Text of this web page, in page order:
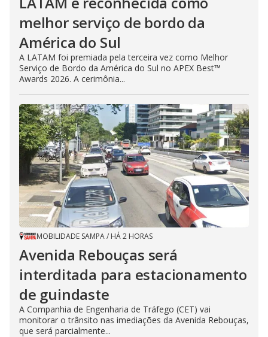
melhor serviço de bordo da
América do Sul
A LATAM foi premiada pela terceira vez como Melhor
Serviço de Bordo da América do Sul no APEX Best™
Awards 2026. A cerimônia...
MOBILIDADE SAMPA/ HÁ 2 HORAS
Avenida Rebouças será
interditada para estacionamento
de guindaste
A Companhia de Engenharia de Tráfego (CET) vai
monitorar o trânsito nas imediações da Avenida Rebouças,
que será parcialmente...